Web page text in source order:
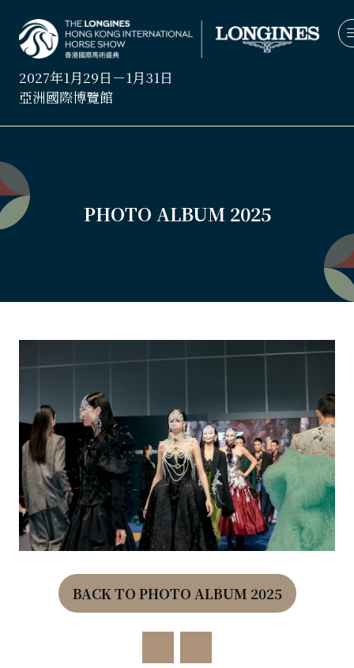
2027年1月29日－1月31日
亞洲國際博覽館
PHOTO ALBUM 2025
BACK TO PHOTO ALBUM 2025
(OPENS
NEW